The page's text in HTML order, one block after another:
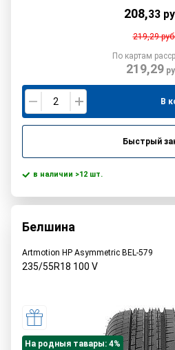
208,33
219,29
По картам
219,29
В
Быстрый
в наличии >12 шт.
Белшина
Artmotion HP Asymmetric BEL-579
235/55R18 100 V
На родныя тавары: 4%